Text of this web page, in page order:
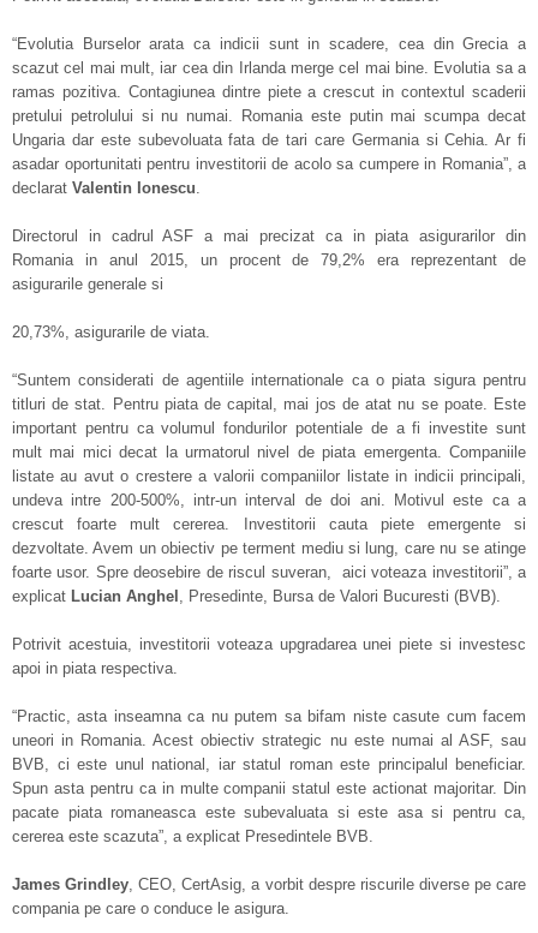
“Evolutia Burselor arata ca indicii sunt in scadere, cea din Grecia a
scazut cel mai mult, iar cea din Irlanda merge cel mai bine. Evolutia sa a
ramas pozitiva. Contagiunea dintre piete a crescut in contextul scaderii
pretului petrolului si nu numai. Romania este putin mai scumpa decat
Ungaria dar este subevoluata fata de tari care Germania si Cehia. Ar fi
asadar oportunitati pentru investitorii de acolo sa cumpere in Romania”, a
declarat Valentin Ionescu.
Directorul in cadrul ASF a mai precizat ca in piata asigurarilor din
Romania in anul 2015, un procent de 79,2% era reprezentant de
asigurarile generale si
20,73%, asigurarile de viata.
“Suntem considerati de agentiile internationale ca o piata sigura pentru
titluri de stat. Pentru piata de capital, mai jos de atat nu se poate. Este
important pentru ca volumul fondurilor potentiale de a fi investite sunt
mult mai mici decat la urmatorul nivel de piata emergenta. Companiile
listate au avut o crestere a valorii companiilor listate in indicii principali,
undeva intre 200-500%, intr-un interval de doi ani. Motivul este ca a
crescut foarte mult cererea. Investitorii cauta piete emergente si
dezvoltate. Avem un obiectiv pe terment mediu si lung, care nu se atinge
foarte usor. Spre deosebire de riscul suveran, aici voteaza investitorii”, a
explicat Lucian Anghel , Presedinte, Bursa de Valori Bucuresti (BVB).
Potrivit acestuia, investitorii voteaza upgradarea unei piete si investesc
apoi in piata respectiva.
“Practic, asta inseamna ca nu putem sa bifam niste casute cum facem
uneori in Romania. Acest obiectiv strategic nu este numai al ASF, sau
BVB, ci este unul national, iar statul roman este principalul beneficiar.
Spun asta pentru ca in multe companii statul este actionat majoritar. Din
pacate piata romaneasca este subevaluata si este asa si pentru ca,
cererea este scazuta”, a explicat Presedintele BVB.
James Grindley, CEO, CertAsig, a vorbit despre riscurile diverse pe care
compania pe care o conduce le asigura.